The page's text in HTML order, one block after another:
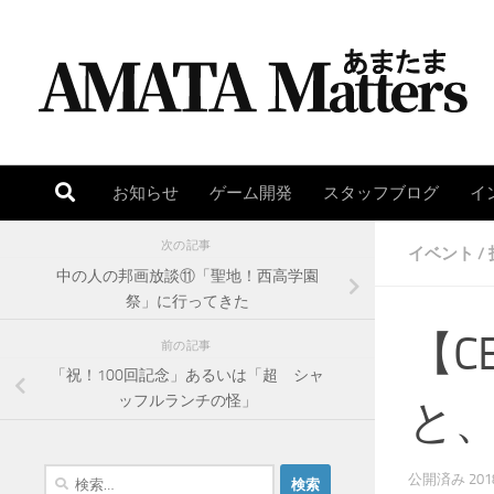
お知らせ ゲーム開発 スタッフブログ イ
イベント /
【
と
公開済み
次の記事
中の人の邦画放談⑪「聖地！西高学園
祭」に行ってきた
前の記事
「祝！100回記念」あるいは「超 シャ
ッフルランチの怪」